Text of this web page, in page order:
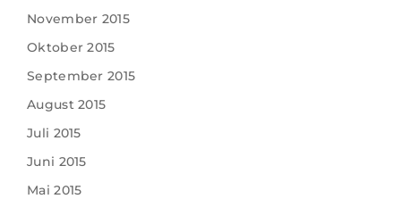
November 2015
Oktober 2015
September 2015
August 2015
Juli 2015
Juni 2015
Mai 2015